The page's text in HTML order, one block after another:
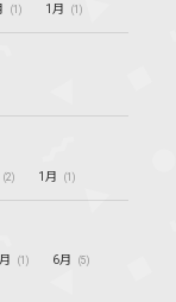
(1) 1月 (1)
(2) 1月 (1)
(1) 6月 (5)